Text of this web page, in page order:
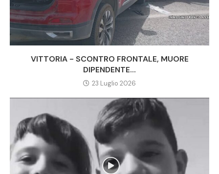
VITTORIA - SCONTRO FRONTALE, MUORE
DIPENDENTE...
23 Luglio 2026